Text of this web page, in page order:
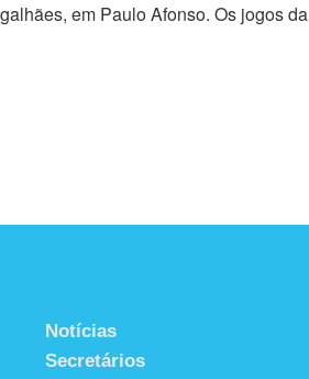
em Paulo Afonso. Os jogos da
Notícias
Secretários